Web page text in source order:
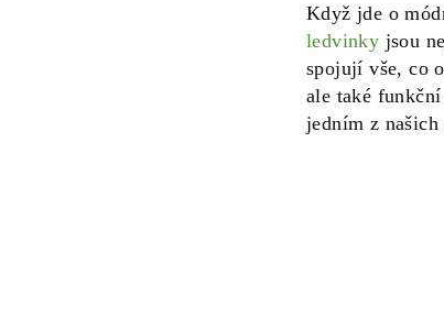
Když jde o
ledvinky jsou
spojují vše, co
ale také
jedním z